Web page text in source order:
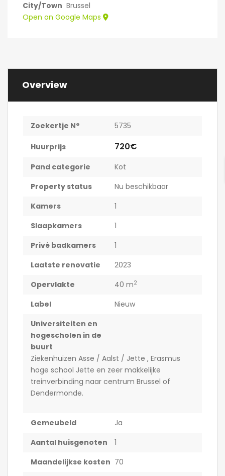
City/Town Brussel
Open on Google Maps
Overview
Zoekertje N° 5735
Huurprijs 720€
Pand categorie
Kot
Property status
Nu beschikbaar
Kamers
1
Slaapkamers
1
Privé badkamers
1
Laatste renovatie
2023
Opervlakte
40 m2
Label
Nieuw
Universiteiten en
hogescholen in de
buurt
Ziekenhuizen Asse / Aalst / Jette , Erasmus
hoge school Jette en zeer makkelijke
treinverbinding naar centrum Brussel of
Dendermonde.
Gemeubeld
Ja
Aantal huisgenoten
1
Maandelijkse kosten 70